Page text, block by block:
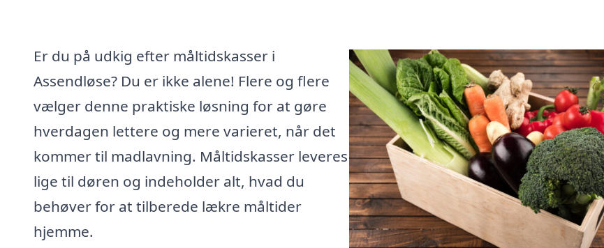
Er du på udkig efter måltidskasser i
Assendløse? Du er ikke alene! Flere og flere
vælger denne praktiske løsning for at gøre
hverdagen lettere og mere varieret, når det
kommer til madlavning. Måltidskasser leveres
lige til døren og indeholder alt, hvad du
behøver for at tilberede lækre måltider
hjemme.